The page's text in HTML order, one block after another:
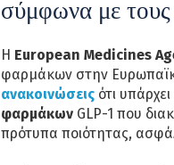
σύμφωνα με τους
Η European Medicines
φαρμάκων στην
ανακοινώσεις ότι
φαρμάκων GLP-1 που
πρότυπα ποιότητας,